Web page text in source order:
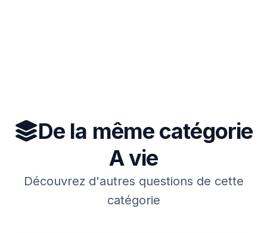
De la même catégorie
A vie
Découvrez d'autres questions de cette
catégorie